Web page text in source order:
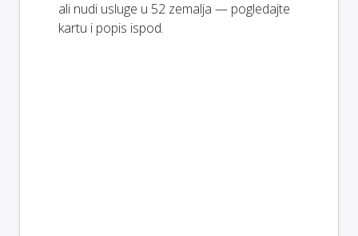
ali nudi usluge u 52 zemalja — pogledajte
kartu i popis ispod.